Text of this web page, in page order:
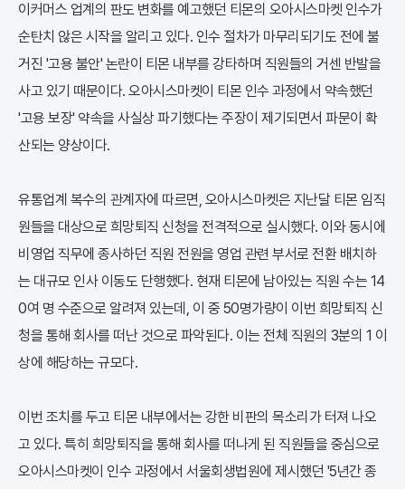
이커머스 업계의 판도 변화를 예고했던 티몬의 오아시스마켓 인수가
순탄치 않은 시작을 알리고 있다. 인수 절차가 마무리되기도 전에 불
거진 '고용 불안' 논란이 티몬 내부를 강타하며 직원들의 거센 반발을
사고 있기 때문이다. 오아시스마켓이 티몬 인수 과정에서 약속했던
'고용 보장' 약속을 사실상 파기했다는 주장이 제기되면서 파문이 확
산되는 양상이다.
유통업계 복수의 관계자에 따르면, 오아시스마켓은 지난달 티몬 임직
원들을 대상으로 희망퇴직 신청을 전격적으로 실시했다. 이와 동시에
비영업 직무에 종사하던 직원 전원을 영업 관련 부서로 전환 배치하
는 대규모 인사 이동도 단행했다. 현재 티몬에 남아있는 직원 수는 14
0여 명 수준으로 알려져 있는데, 이 중 50명가량이 이번 희망퇴직 신
청을 통해 회사를 떠난 것으로 파악된다. 이는 전체 직원의 3분의 1 이
상에 해당하는 규모다.
이번 조치를 두고 티몬 내부에서는 강한 비판의 목소리가 터져 나오
고 있다. 특히 희망퇴직을 통해 회사를 떠나게 된 직원들을 중심으로
오아시스마켓이 인수 과정에서 서울회생법원에 제시했던 '5년간 종